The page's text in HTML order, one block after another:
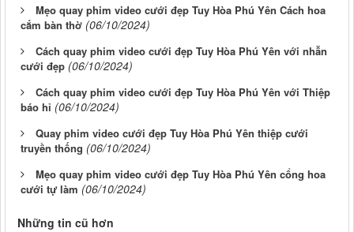
Mẹo quay phim video cưới đẹp Tuy Hòa Phú Yên Cách hoa
cắm bàn thờ (06/10/2024)
Cách quay phim video cưới đẹp Tuy Hòa Phú Yên với nhẫn
cưới đẹp (06/10/2024)
Cách quay phim video cưới đẹp Tuy Hòa Phú Yên với Thiệp
báo hỉ (06/10/2024)
Quay phim video cưới đẹp Tuy Hòa Phú Yên thiệp cưới
truyền thống (06/10/2024)
Mẹo quay phim video cưới đẹp Tuy Hòa Phú Yên cổng hoa
cưới tự làm (06/10/2024)
Những tin cũ hơn